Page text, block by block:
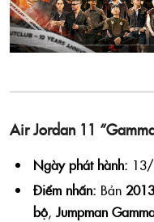
Air Jordan 11
Ngày phát hành:
Điểm nhấn: Bản 2013
bộ,Jumpman